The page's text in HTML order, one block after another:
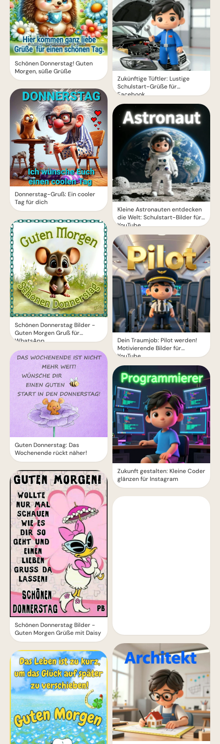
Schönen Donnerstag! Guten
Morgen, süße Grüße
Donnerstag-Gruß: Ein cooler
Tag für dich
Schönen Donnerstag Bilder -
Guten Morgen Gruß für
WhatsApp
Guten Donnerstag: Das
Wochenende rückt näher!
Schönen Donnerstag Bilder -
Guten Morgen Grüße mit Daisy
Zukünftige Tüftler: Lustige
Schulstart-Grüße für
Facebook
Kleine Astronauten entdecken
die Welt: Schulstart-Bilder für
YouTube
Dein Traumjob: Pilot werden!
Motivierende Bilder für
YouTube
Zukunft gestalten: Kleine Coder
glänzen für Instagram